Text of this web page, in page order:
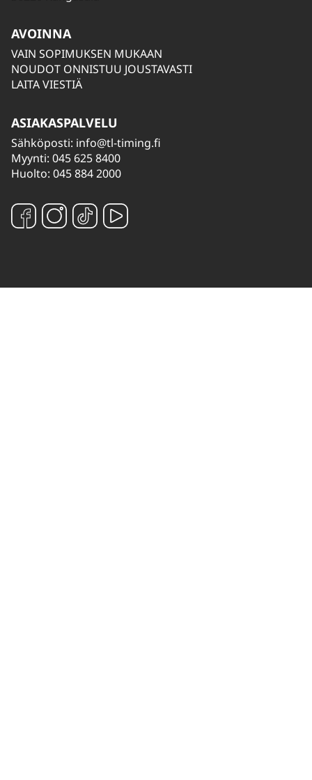
AVOINNA
VAIN SOPIMUKSEN MUKAAN
NOUDOT ONNISTUU JOUSTAVASTI
LAITA VIESTIÄ
ASIAKASPALVELU
Sähköposti: info@tl-timing.fi
Myynti: 045 625 8400
Huolto: 045 884 2000